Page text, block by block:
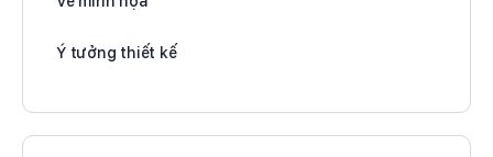
Ý tưởng thiết kế